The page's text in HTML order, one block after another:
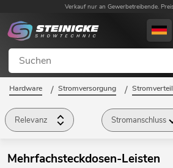
Verkauf nur an Gewerbetreibende.
Hardware / Stromversorgung /
Relevanz Stromanschluss
Mehrfachsteckdosen-Leisten